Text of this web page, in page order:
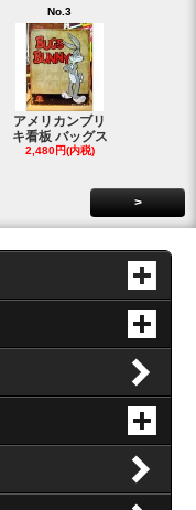
No.3
アメリカンブリ
キ看板 バッグス
2,480円(内税)
>